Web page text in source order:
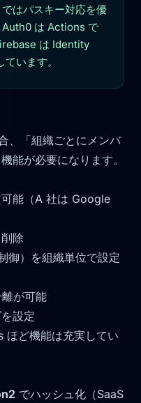
はパスキー対応を優
Auth0 は Actions で
は Identity
います。
、「組織ごとにメンバ
能が必要になります。
能（A 社は Google
除
御）を組織単位で設定
が可能
設定
ど機能は充実してい
でハッシュ化（SaaS